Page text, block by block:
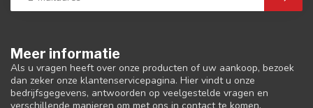
Meer informatie
Als u vragen heeft over onze producten of uw aankoop, bezoek
dan zeker onze klantenservicepagina. Hier vindt u onze
bedrijfsgegevens, antwoorden op veelgestelde vragen en